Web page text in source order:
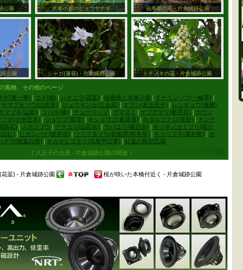
公園 水車小屋のビョウヤナギ 福寿草の花 - 片倉城跡公園
公園 シャガ(著莪) - 片倉城跡公園 トチノキの花 - 片倉城跡公園
風物、その他のページ
ゲ(東一華) ウメ(梅) ハナニラ(花韮) 枝垂桜と水車小屋 イチリンソウ(一輪草)
ヤマブキソウ(山吹草) リュウキンカ(立金花) キブシ(木五倍子)
レンギョウ(連翹)
マブキ(山吹) ツバキ(椿) チューリップ ガマズミ ヤブデマリ(藪手毬)
ホウノ
ツギ(小米空木) ショウブ(菖蒲) キショウブ(黄菖蒲) ホタルブクロ(蛍袋)
ナンテ
陽花) ノカンゾウ ヤマユリ(山百合) ウバユリ(姥百合)
キツネノカミソリ(狐の
日紅) ヒガンバナ(彼岸花) ツリフネソウ(釣船草/吊舟草) キツリフネ(黄釣船)
ホ
グマ(柏葉白熊) タカオヒゴタイ(高尾平江帯)
紅葉の彫刻広場
《 八王子の点景 - 片倉城跡公園の関連 》
韮) - 片倉城跡公園 桜が咲いた本橋付近く - 片倉城跡公園